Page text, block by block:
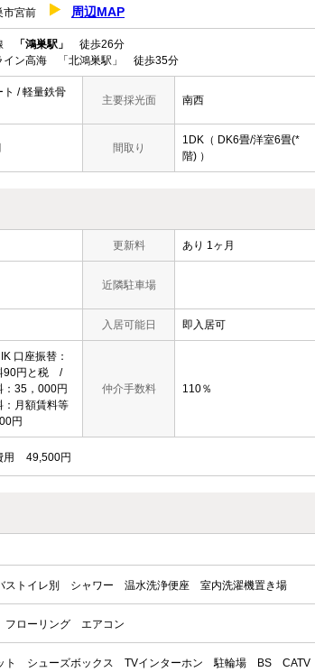
市宮前 周辺MAP
「鴻巣駅」
徒歩26分
イン高海 「北鴻巣駅」 徒歩35分
ト / 軽量鉄骨
主要採光面 南西
間取り
1DK（ DK6畳/洋室6畳(*
階) ）
更新料 あり 1ヶ月
近隣駐車場
入居可能日 即入居可
口座振替：
90円と税 /
：35，000円
：月額賃料等
円
仲介手数料 110％
用 49,500円
ストイレ別 シャワー 温水洗浄便座 室内洗濯機置き場
フローリング エアコン
ト シューズボックス TVインターホン 駐輪場 BS CATV